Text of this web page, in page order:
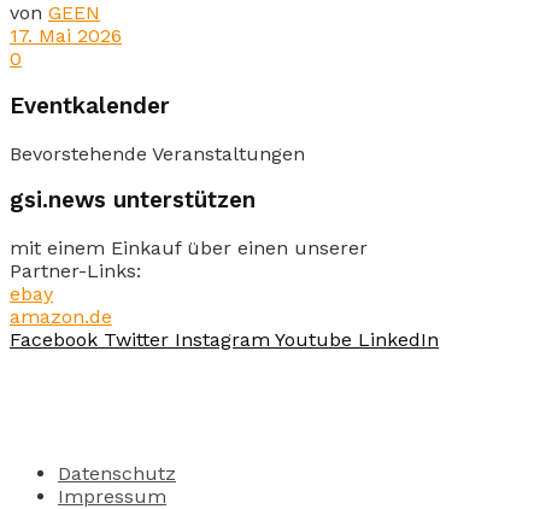
von GEEN
17. Mai 2026
0
Eventkalender
Bevorstehende Veranstaltungen
gsi.news unterstützen
mit einem Einkauf über einen unserer
Partner-Links:
ebay
amazon.de
Facebook Twitter Instagram Youtube LinkedIn
Datenschutz
Impressum